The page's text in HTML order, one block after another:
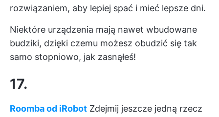
rozwiązaniem, aby lepiej spać i mieć lepsze dni.
Niektóre urządzenia mają nawet wbudowane
budziki, dzięki czemu możesz obudzić się tak
samo stopniowo, jak zasnąłeś!
17.
Roomba od iRobot Zdejmij jeszcze jedną rzecz